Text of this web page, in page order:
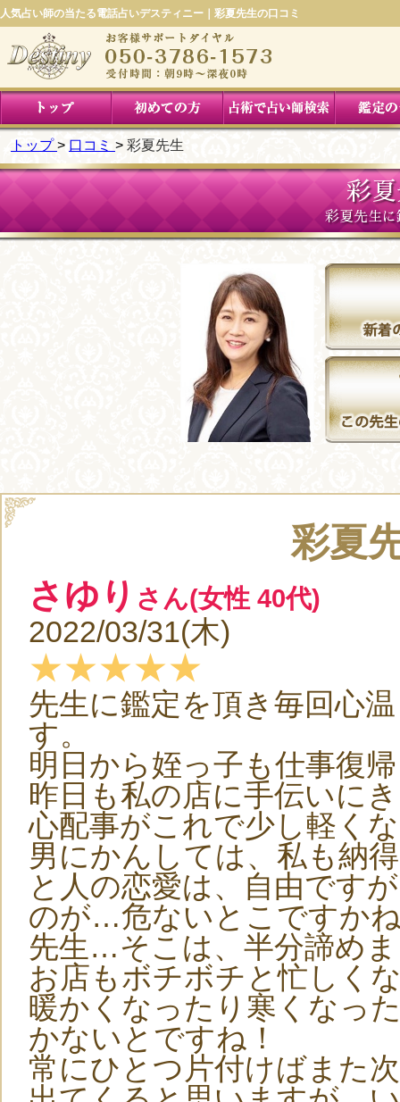
人気占い師の当たる電話占いデスティニー｜彩夏先生の口コミ
トップ 口コミ 彩夏先生
彩
彩夏先生
彩夏
さゆり さん(女性 40代)
2022/03/31(木)
★★★★★
先生に鑑定を頂き毎回心
す。
明日から姪っ子も仕事復
昨日も私の店に手伝いに
心配事がこれで少し軽く
男にかんしては、私も納
と人の恋愛は、自由です
のが…危ないとこですか
先生…そこは、半分諦め
お店もボチボチと忙しく
暖かくなったり寒くなっ
かないとですね！
常にひとつ片付けばまた